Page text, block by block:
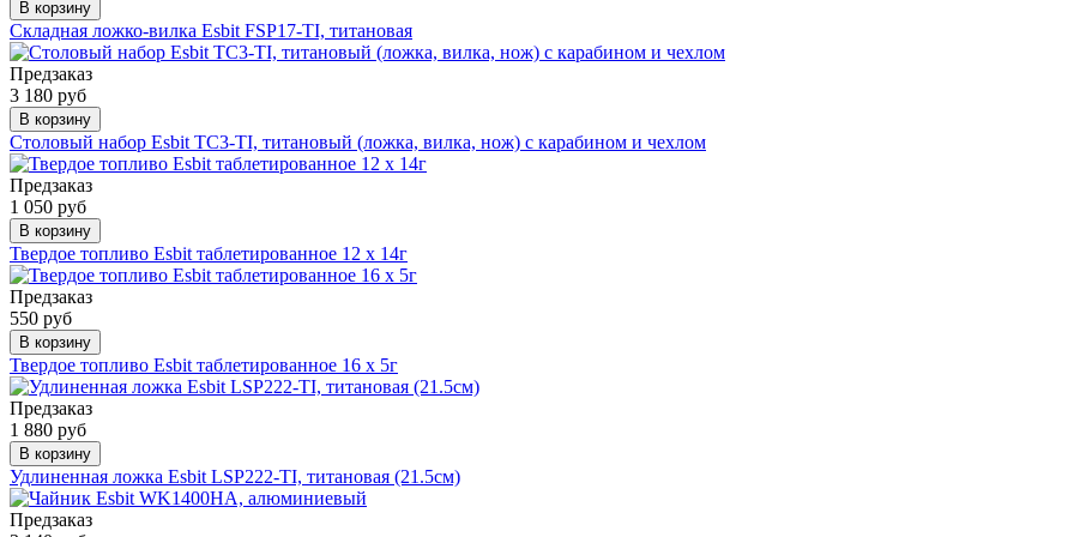
В корзину
Складная ложко-вилка Esbit FSP17-TI, титановая
Предзаказ
3 180 руб
В корзину
Столовый набор Esbit TC3-TI, титановый (ложка, вилка, нож) с карабином и чехлом
Предзаказ
1 050 руб
В корзину
Твердое топливо Esbit таблетированное 12 x 14г
Предзаказ
550 руб
В корзину
Твердое топливо Esbit таблетированное 16 x 5г
Предзаказ
1 880 руб
В корзину
Удлиненная ложка Esbit LSP222-TI, титановая (21.5cм)
Предзаказ